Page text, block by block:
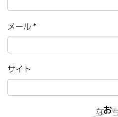
メール *
サイト